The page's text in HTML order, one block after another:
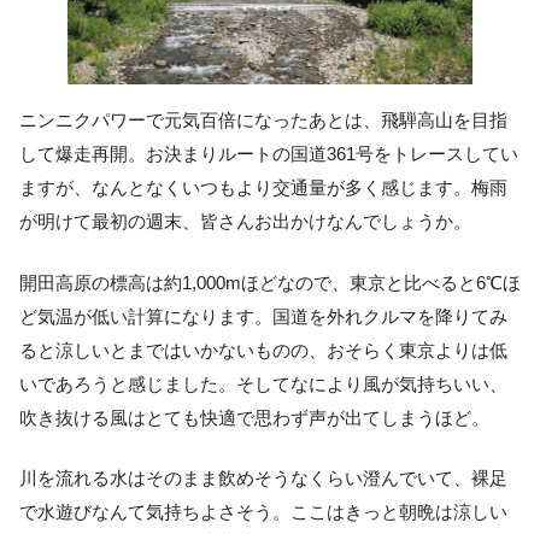
ニンニクパワーで元気百倍になったあとは、飛騨高山を目指
して爆走再開。お決まりルートの国道361号をトレースしてい
ますが、なんとなくいつもより交通量が多く感じます。梅雨
が明けて最初の週末、皆さんお出かけなんでしょうか。
開田高原の標高は約1,000mほどなので、東京と比べると6℃ほ
ど気温が低い計算になります。国道を外れクルマを降りてみ
ると涼しいとまではいかないものの、おそらく東京よりは低
いであろうと感じました。そしてなにより風が気持ちいい、
吹き抜ける風はとても快適で思わず声が出てしまうほど。
川を流れる水はそのまま飲めそうなくらい澄んでいて、裸足
で水遊びなんて気持ちよさそう。ここはきっと朝晩は涼しい